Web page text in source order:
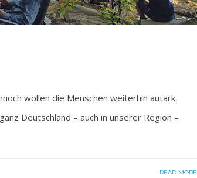
wollen die Menschen weiterhin autark
Deutschland – auch in unserer Region –
READ MORE